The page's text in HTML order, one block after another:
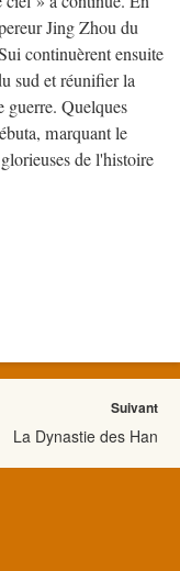
Jing Zhou du
continuèrent ensuite
sud et réunifier la
guerre. Quelques
marquant le
de l'histoire
Suivant
La Dynastie des Han